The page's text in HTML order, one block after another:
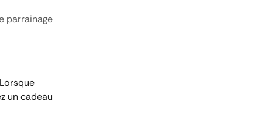
parrainage
un cadeau